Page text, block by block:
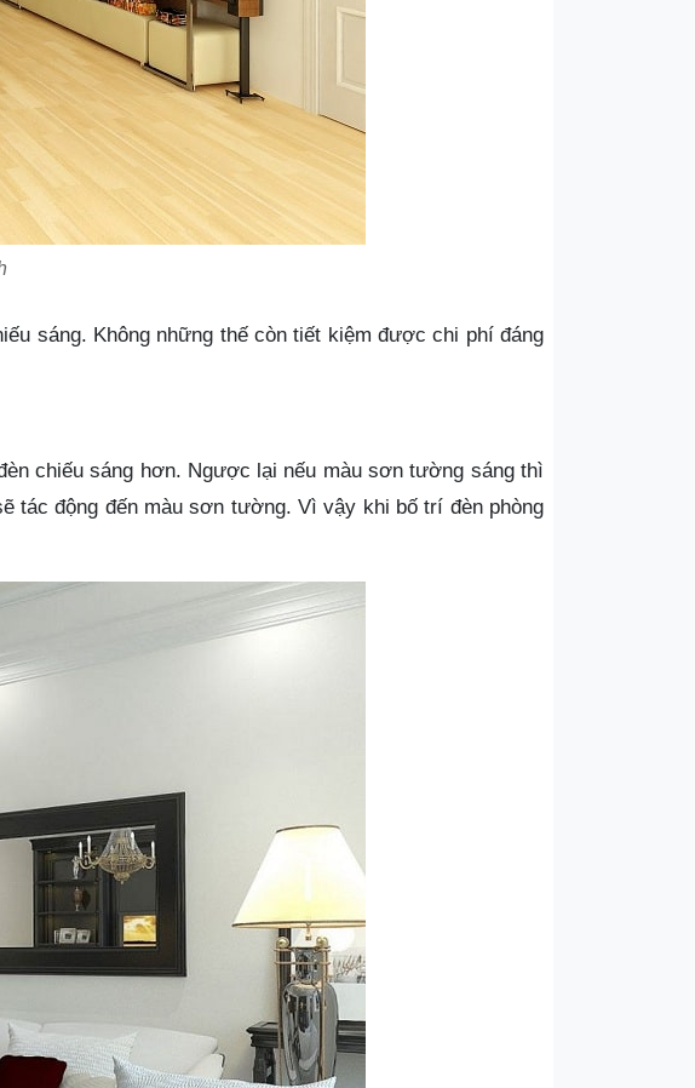
sáng. Không những thế còn tiết kiệm được chi phí đáng
chiếu sáng hơn. Ngược lại nếu màu sơn tường sáng thì
tác động đến màu sơn tường. Vì vậy khi bố trí đèn phòng